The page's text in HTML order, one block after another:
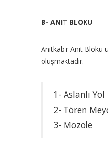
B- ANIT BLOKU
Anıtkabir Anıt Bloku
oluşmaktadır.
1- Aslanlı Yol
2- Tören
3- Mozole